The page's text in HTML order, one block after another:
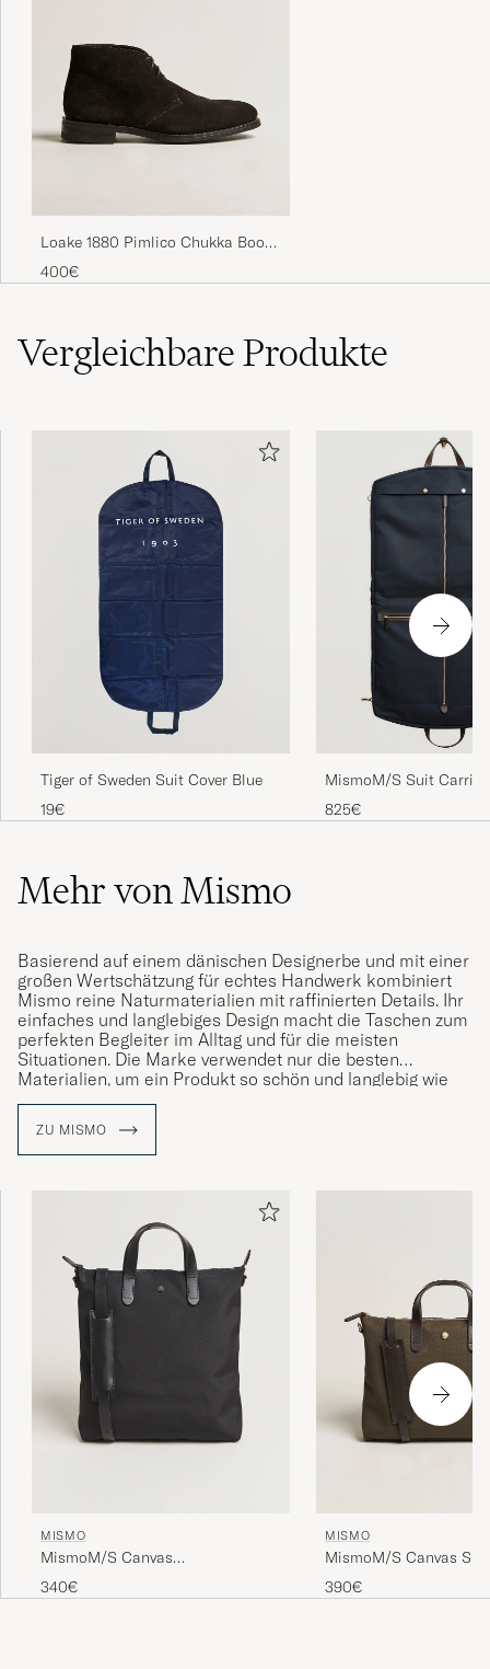
Loake 1880 Pimlico Chukka Boot
Dark Brown Suede
400€
VergleichbareProdukte
Tiger of Sweden Suit Cover Blue
19€
MismoM/S Suit
Brown
825€
Mehr von Mismo
Basierend auf einem dänischen Designerbe und mit einer
großen Wertschätzung für echtes Handwerk kombiniert
Mismo reine Naturmaterialien mit raffinierten Details. Ihr
einfaches und langlebiges Design macht die Taschen zum
perfekten Begleiter im Alltag und für die meisten
Situationen. Die Marke verwendet nur die besten
Materialien, um ein Produkt so schön und langlebig wie
möglich zu machen und damit es schließlich eine schöne
ZU MISMO
MISMO
MismoM/S Canvas
ShopperEclipse Black/Black
340€
MISMO
MismoM/S Canvas
BriefArmy/Dark Brown
390€